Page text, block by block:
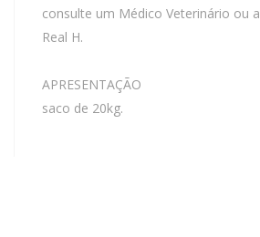
consulte um Médico Veterinário ou a
Real H.
APRESENTAÇÃO
saco de 20kg.